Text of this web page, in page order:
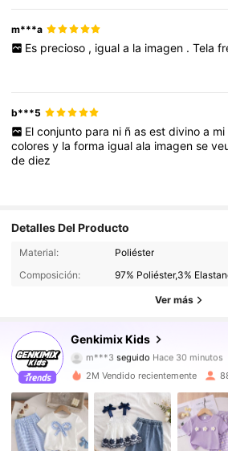
m***a
Es precioso , igual a la imagen . Tela
b***5
El conjunto para ni ñ as est divino a mi
coloresy laforma igualala imagense
dediez
Detalles Del Producto
Material:
Poliéster
Composición:
97% Poliéster,3%
Ver más
Genkimix Kids
309K Seguidores
4.91 309K Seguidores
4.91 309K Seguidores
4.91 309K Seguidores
2M Vendido recientemente